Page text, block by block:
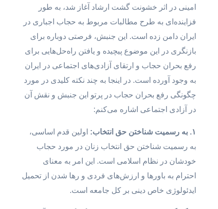
امینی در اثر خشونت گشت ارشاد آغاز شد، به طور
فزاینده‌ای به طرح مطالبات مربوط به حجاب اجباری در
ایران دامن زده است. این جنبش، فرصتی دوباره برای
بازنگری در این موضوع پیچیده و یافتن راه‌حل‌هایی برای
رفع بحران حجاب و ارتقای آزادی‌های اجتماعی در ایران
به وجود آورده است. در اینجا به چند نکته کلیدی در مورد
چگونگی رفع بحران حجاب در پرتو این جنبش و نقش آن
در آزادی اجتماعی اشاره می‌کنم:
۱. به رسمیت شناختن حق انتخاب:
اولین قدم اساسی،
به رسمیت شناختن حق انتخاب زنان در مورد حجاب
خودشان در نظام اسلامی است. این امر به معنای
احترام به باورها و ارزش‌های فردی و رها شدن از تحمیل
ایدئولوژی خاص دینی بر کل جامعه است.